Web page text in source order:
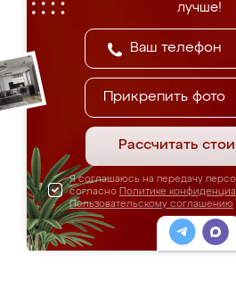
лучше!
Прикрепить фото
Рассчитать
Я соглашаюсь на передачу
согласно Политике
Пользовательскому соглашению